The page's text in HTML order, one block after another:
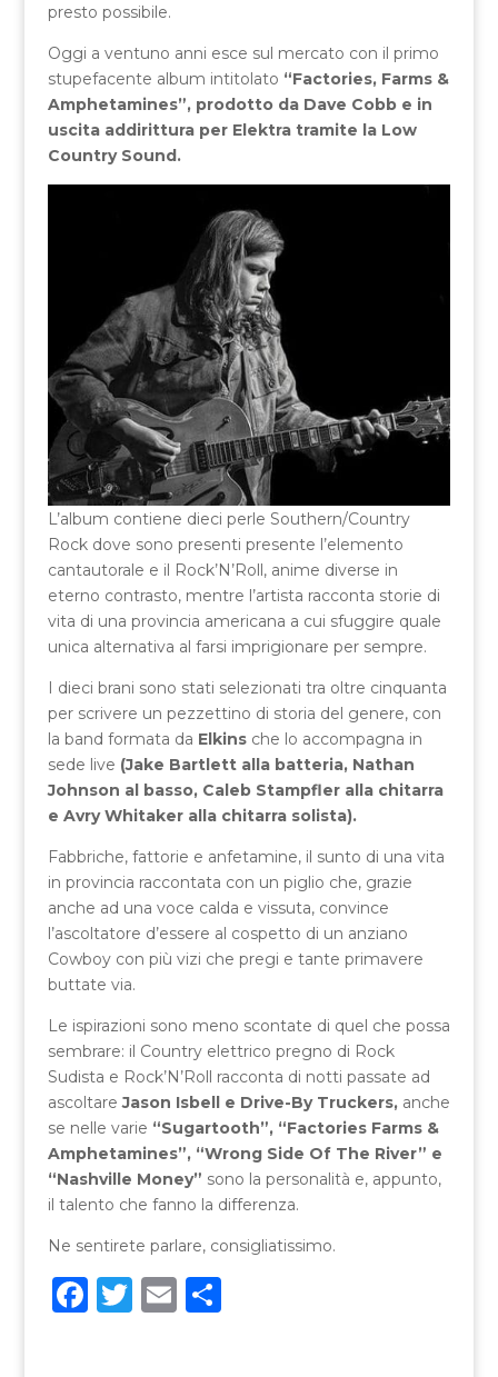
presto possibile.
Oggi a ventuno anni esce sul mercato con il primo
stupefacente album intitolato “Factories, Farms &
Amphetamines”, prodotto da Dave Cobb e in
uscita addirittura per Elektra tramite la Low
Country Sound.
L’album contiene dieci perle Southern/Country
Rock dove sono presenti presente l’elemento
cantautorale e il Rock’N’Roll, anime diverse in
eterno contrasto, mentre l’artista racconta storie di
vita di una provincia americana a cui sfuggire quale
unica alternativa al farsi imprigionare per sempre.
I dieci brani sono stati selezionati tra oltre cinquanta
per scrivere un pezzettino di storia del genere, con
la band formata da Elkinsche lo accompagna in
sede live (Jake Bartlett alla batteria, Nathan
Johnson al basso, Caleb Stampfler alla chitarra
e Avry Whitaker alla chitarra solista).
Fabbriche, fattorie e anfetamine, il sunto di una vita
in provincia raccontata con un piglio che, grazie
anche ad una voce calda e vissuta, convince
l’ascoltatore d’essere al cospetto di un anziano
Cowboy con più vizi che pregi e tante primavere
buttate via.
Le ispirazioni sono meno scontate di quel che possa
sembrare: il Country elettrico pregno di Rock
Sudista e Rock’N’Roll racconta di notti passate ad
ascoltareJason Isbell e Drive-By Truckers,anche
se nelle varie “Sugartooth”, “Factories Farms &
Amphetamines”, “Wrong Side Of The River” e
“Nashville Money” sono la personalità e, appunto,
il talento che fanno la differenza.
Ne sentirete parlare, consigliatissimo.
F T E C